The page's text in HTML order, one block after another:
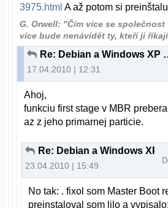
3975.htmlA až potom si
G. Orwell: "Čím více se
více bude nenávidět ty, kteří ji
Re: Debian
17.04.2010 | 12:31
Ahoj,
funkciu first stage v MBR
az z jeho primarnej particie.
23.04.2010 | 15:49
No tak: . fixol som Master Boot
preinstaloval som lilo a vypisalo: